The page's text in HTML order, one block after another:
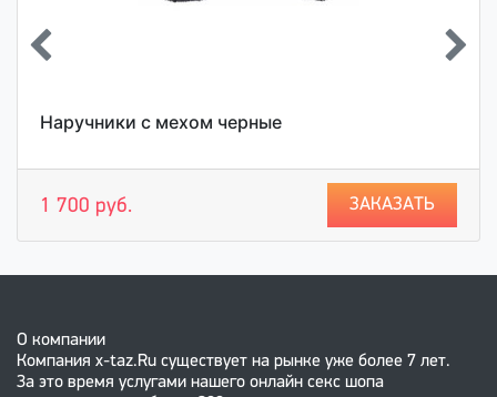
Наручники с мехом черные
1 700 руб. ЗАКАЗАТЬ
О компании
Компания x-taz.Ru существует на рынке уже более 7 лет.
За это время услугами нашего онлайн секс шопа